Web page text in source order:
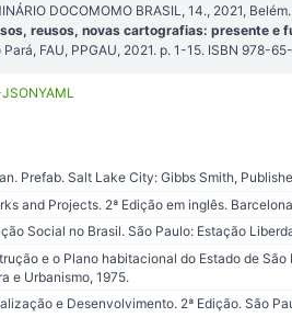
DOCOMOMO BRASIL, 14., 2021, Belém.
reusos, novas cartografias: presente e
FAU, PPGAU, 2021. p. 1-15. ISBN 978-
YAML
Prefab. Salt Lake City: Gibbs Smith,
and Projects. 2ª Edição em inglês.
Social no Brasil. São Paulo: Estação
e o Plano habitacional do Estado de
e Urbanismo, 1975.
e Desenvolvimento. 2ª Edição. São